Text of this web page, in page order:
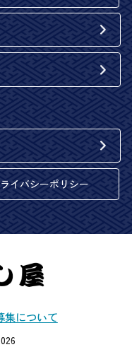
イバシーポリシー
集について